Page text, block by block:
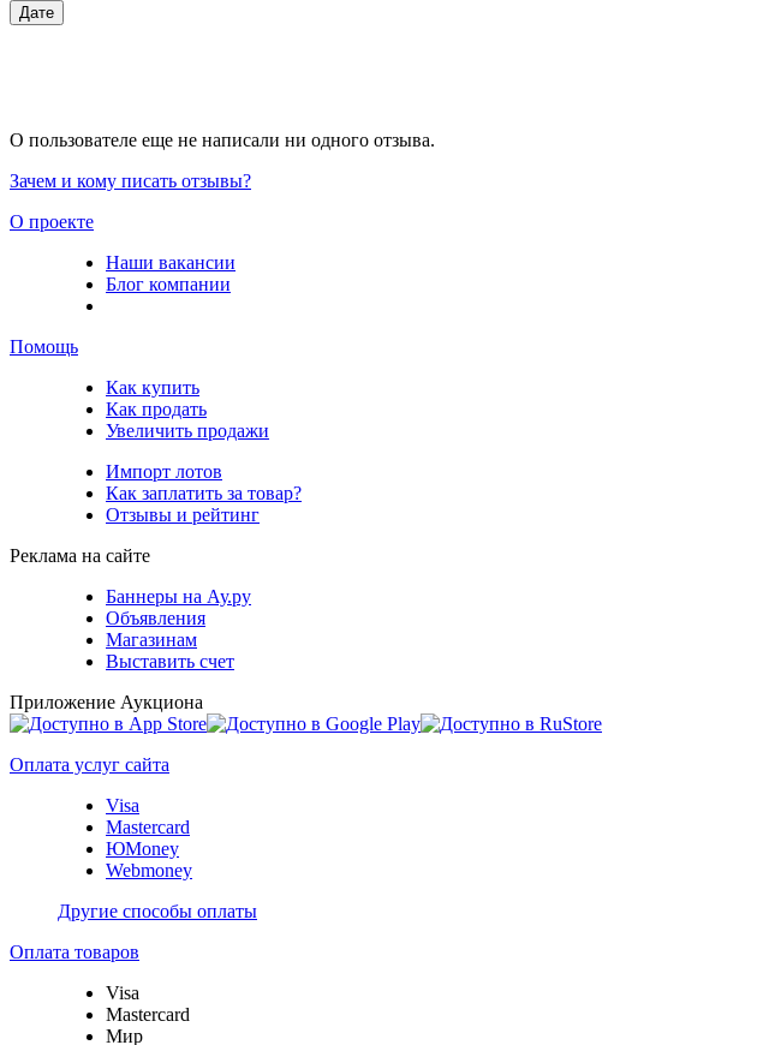
Дате
О пользователе еще не написали ни одного отзыва.
Зачем и кому писать отзывы?
О проекте
Наши вакансии
Блог компании
Помощь
Как купить
Как продать
Увеличить продажи
Импорт лотов
Как заплатить за товар?
Отзывы и рейтинг
Реклама на сайте
Баннеры на Ау.ру
Объявления
Магазинам
Выставить счет
Приложение Аукциона
Оплата услуг сайта
Visa
Mastercard
ЮMoney
Webmoney
Другие способы оплаты
Оплата товаров
Visa
Mastercard
Мир